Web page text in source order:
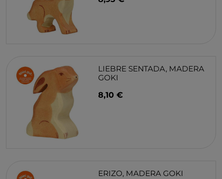
LIEBRE SENTADA, MADERA
GOKI
8,10 €
ERIZO, MADERA GOKI